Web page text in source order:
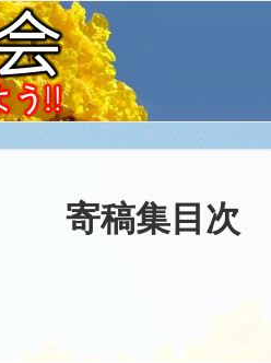
寄稿集目次